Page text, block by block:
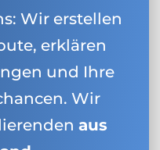
Wir erstellen
erklären
und Ihre
Wir
aus